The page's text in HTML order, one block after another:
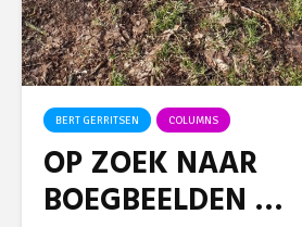
BERT GERRITSEN COLUMNS
OP ZOEK NAAR
BOEGBEELDEN …